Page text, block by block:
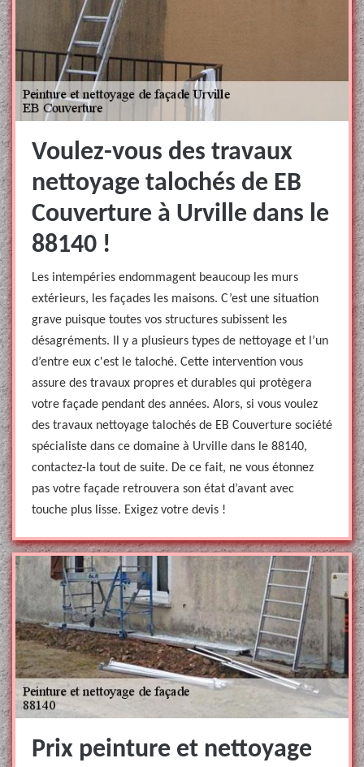
Voulez-vous des travaux
nettoyage talochés de EB
Couverture à Urville dans le
88140 !
Les intempéries endommagent beaucoup les murs
extérieurs, les façades les maisons. C’est une situation
grave puisque toutes vos structures subissent les
désagréments. Il y a plusieurs types de nettoyage et l’un
d’entre eux c'est le taloché. Cette intervention vous
assure des travaux propres et durables qui protègera
votre façade pendant des années. Alors, si vous voulez
des travaux nettoyage talochés de EB Couverture société
spécialiste dans ce domaine à Urville dans le 88140,
contactez-la tout de suite. De ce fait, ne vous étonnez
pas votre façade retrouvera son état d’avant avec
touche plus lisse. Exigez votre devis !
Prix peinture et nettoyage